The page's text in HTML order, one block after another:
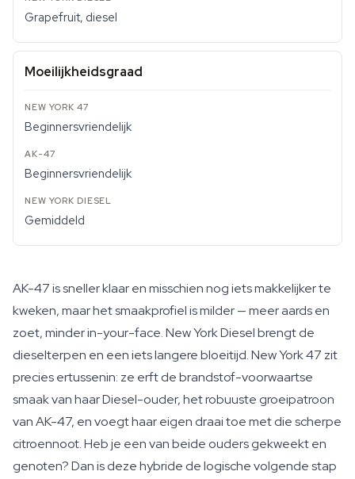
Grapefruit, diesel
Moeilijkheidsgraad
Beginnersvriendelijk
Beginnersvriendelijk
Gemiddeld
AK-47 is sneller klaar en misschien nog iets makkelijker te
kweken, maar het smaakprofiel is milder — meer aards en
zoet, minder in-your-face. New York Diesel brengt de
dieselterpen en een iets langere bloeitijd. New York 47 zit
precies ertussenin: ze erft de brandstof-voorwaartse
smaak van haar Diesel-ouder, het robuuste groeipatroon
van AK-47, en voegt haar eigen draai toe met die scherpe
citroennoot. Heb je een van beide ouders gekweekt en
genoten? Dan is deze hybride de logische volgende stap